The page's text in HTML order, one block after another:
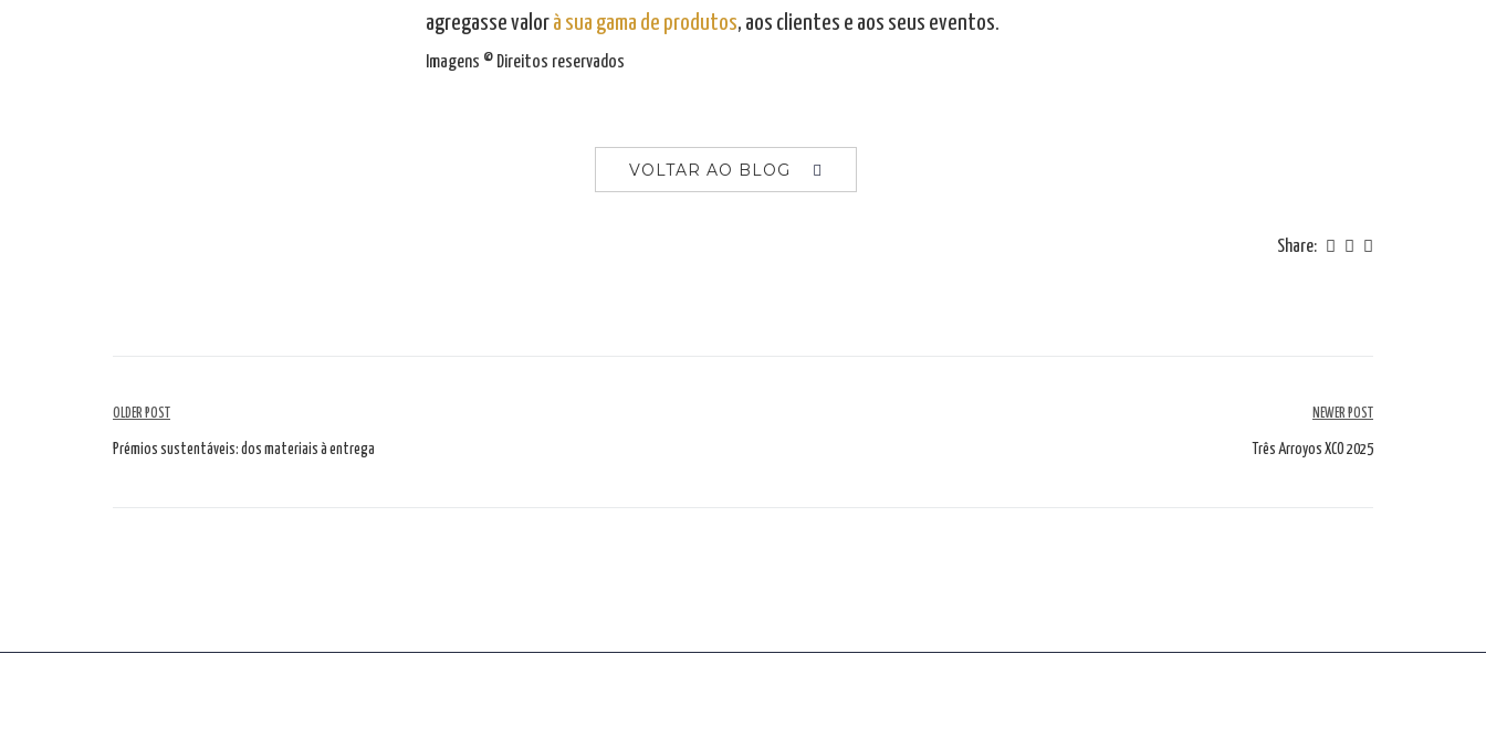
agregasse valor à sua gama de produtos, aos clientes e aos seus eventos.
Imagens © Direitos reservados
VOLTAR AO BLOG
Share:
Navegação
de
OLDER POST
Prémios sustentáveis: dos materiais à entrega
NEWER POST
Três Arroyos XCO 2025